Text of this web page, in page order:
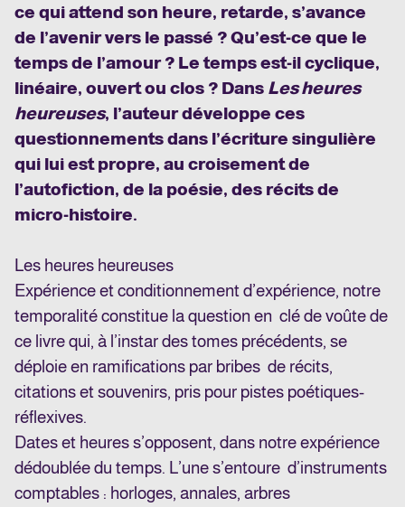
ce qui attend son heure, retarde, s’avance
de l’avenir vers le passé ? Qu’est-ce que le
temps de l’amour ? Le temps est-il cyclique,
linéaire, ouvert ou clos ? Dans Les heures
heureuses, l’auteur développe ces
questionnements dans l’écriture singulière
qui lui est propre, au croisement de
l’autofiction, de la poésie, des récits de
micro-histoire.
Les heures heureuses
Expérience et conditionnement d’expérience, notre
temporalité constitue la question en clé de voûte de
ce livre qui, à l’instar des tomes précédents, se
déploie en ramifications par bribes de récits,
citations et souvenirs, pris pour pistes poétiques-
réflexives.
Dates et heures s’opposent, dans notre expérience
dédoublée du temps. L’une s’entoure d’instruments
comptables : horloges, annales, arbres